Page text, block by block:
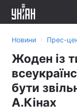
Новини › Прес-
Жоден із
бути
А.Кінах